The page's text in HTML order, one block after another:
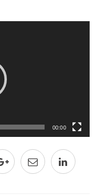
00:00